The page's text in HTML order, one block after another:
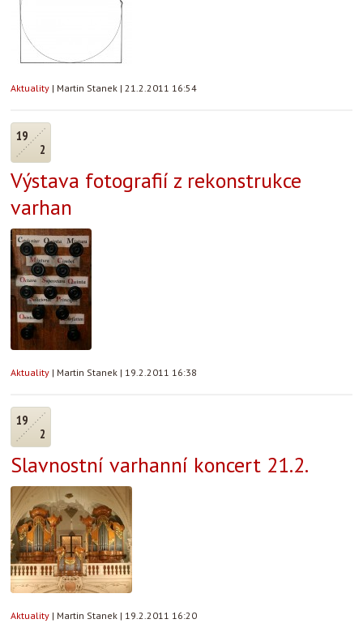
Aktuality | Martin Stanek | 21.2.2011 16:54
19
2
Výstava fotografií z rekonstrukce
varhan
Aktuality | Martin Stanek | 19.2.2011 16:38
19
2
Slavnostní varhanní koncert 21.2.
Aktuality | Martin Stanek | 19.2.2011 16:20